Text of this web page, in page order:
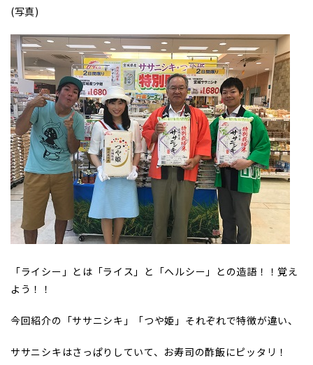
(写真)
「ライシー」とは「ライス」と「ヘルシー」との造語！！覚え
よう！！
今回紹介の「ササニシキ」「つや姫」それぞれで特徴が違い、
ササニシキはさっぱりしていて、お寿司の酢飯にピッタリ！